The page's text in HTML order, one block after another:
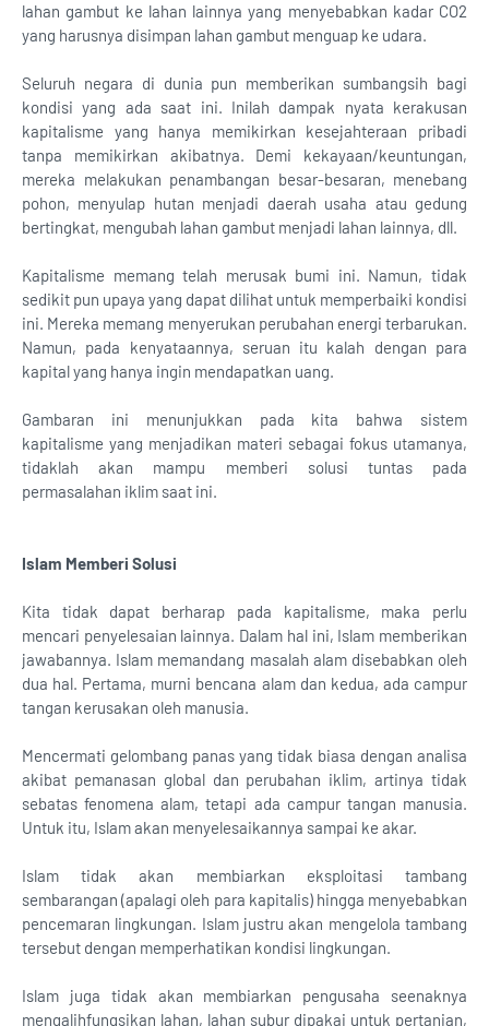
lahan gambut ke lahan lainnya yang menyebabkan kadar CO2
yang harusnya disimpan lahan gambut menguap ke udara.
Seluruh negara di dunia pun memberikan sumbangsih bagi
kondisi yang ada saat ini. Inilah dampak nyata kerakusan
kapitalisme yang hanya memikirkan kesejahteraan pribadi
tanpa memikirkan akibatnya. Demi kekayaan/keuntungan,
mereka melakukan penambangan besar-besaran, menebang
pohon, menyulap hutan menjadi daerah usaha atau gedung
bertingkat, mengubah lahan gambut menjadi lahan lainnya, dll.
Kapitalisme memang telah merusak bumi ini. Namun, tidak
sedikit pun upaya yang dapat dilihat untuk memperbaiki kondisi
ini. Mereka memang menyerukan perubahan energi terbarukan.
Namun, pada kenyataannya, seruan itu kalah dengan para
kapital yang hanya ingin mendapatkan uang.
Gambaran ini menunjukkan pada kita bahwa sistem
kapitalisme yang menjadikan materi sebagai fokus utamanya,
tidaklah akan mampu memberi solusi tuntas pada
permasalahan iklim saat ini.
Islam Memberi Solusi
Kita tidak dapat berharap pada kapitalisme, maka perlu
mencari penyelesaian lainnya. Dalam hal ini, Islam memberikan
jawabannya. Islam memandang masalah alam disebabkan oleh
dua hal. Pertama, murni bencana alam dan kedua, ada campur
tangan kerusakan oleh manusia.
Mencermati gelombang panas yang tidak biasa dengan analisa
akibat pemanasan global dan perubahan iklim, artinya tidak
sebatas fenomena alam, tetapi ada campur tangan manusia.
Untuk itu, Islam akan menyelesaikannya sampai ke akar.
Islam tidak akan membiarkan eksploitasi tambang
sembarangan (apalagi oleh para kapitalis) hingga menyebabkan
pencemaran lingkungan. Islam justru akan mengelola tambang
tersebut dengan memperhatikan kondisi lingkungan.
Islam juga tidak akan membiarkan pengusaha seenaknya
mengalihfungsikan lahan, lahan subur dipakai untuk pertanian,